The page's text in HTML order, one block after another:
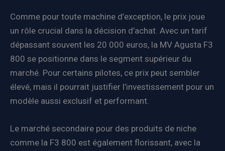
Comme pour toute machine d’exception, le prix joue
un rôle crucial dans la décision d’achat. Avec un tarif
dépassant souvent les 20 000 euros, la MV Agusta F3
800 se positionne dans le segment supérieur du
marché. Pour certains pilotes, ce prix peut sembler
élevé, mais il pourrait justifier l’investissement pour un
modèle aussi exclusif et performant.
Le marché secondaire pour des produits de niche
comme la F3 800 est également florissant, avec la